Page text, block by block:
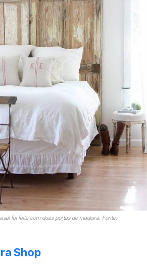
foi feita com duas portas de madeira. Fonte:
Shop